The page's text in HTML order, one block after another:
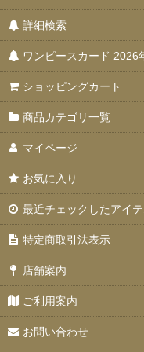
特価品
お楽しみ袋
デッキ販売
プロモカード
PSA10・9
ドン！！カード
エクストラブースター
Heroines edition ヒロイン
エクストラブースター
詳細検索
ワンピースカード 2026
ショッピングカート
商品カテゴリ一覧
マイページ
お気に入り
最近チェックしたアイテ
特定商取引法表示
店舗案内
ご利用案内
お問い合わせ